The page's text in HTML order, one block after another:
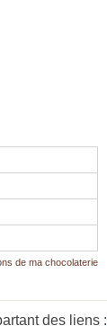
de ma chocolaterie
des liens :